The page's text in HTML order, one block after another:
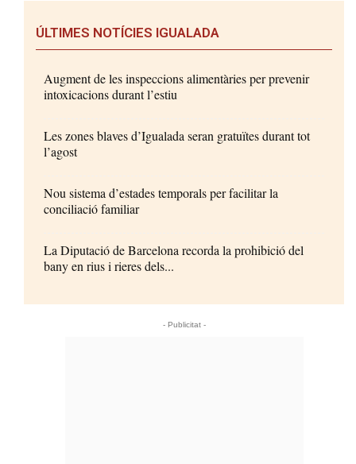
ÚLTIMES NOTÍCIES IGUALADA
Augment de les inspeccions alimentàries per prevenir
intoxicacions durant l’estiu
Les zones blaves d’Igualada seran gratuïtes durant tot
l’agost
Nou sistema d’estades temporals per facilitar la
conciliació familiar
La Diputació de Barcelona recorda la prohibició del
bany en rius i rieres dels...
- Publicitat -